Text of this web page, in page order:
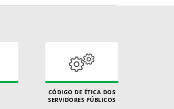
CÓDIGO DE ÉTICA DOS
SERVIDORES PÚBLICOS